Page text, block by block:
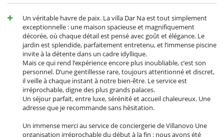
Equipo de música
Piscina exterior climatizada
Piscina exterior privada
Sala de masajes
Para su comodidad y agrado
Aire acondicionado
Chimenea
Comedor
Salón
Salón TV
Veranda o terraza cubierta
Un véritable havre de paix. La villa Dar Na est tout simplement
exceptionnelle : une maison spacieuse et magnifiquement
décorée, où chaque détail est pensé avec goût et élégance. Le
jardin est splendide, parfaitement entretenu, et l’immense piscine
invite à la détente dans un cadre idyllique.
Mais ce qui rend l’expérience encore plus inoubliable, c’est son
personnel. D’une gentillesse rare, toujours attentionné et discret,
il veille à chaque instant à notre bien-être. Le service est
irréprochable, digne des plus grands palaces.
Un séjour parfait, entre luxe, sérénité et accueil chaleureux. Une
adresse que je recommande sans hésitation.
Un immense merci au service de conciergerie de Villanovo Une
organisation irréprochable du début à la fin : nous avons été